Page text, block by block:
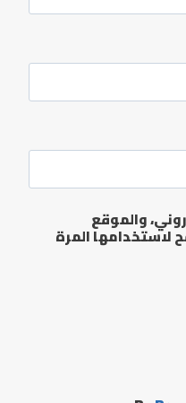
والموقع
لاستخدامها المرة